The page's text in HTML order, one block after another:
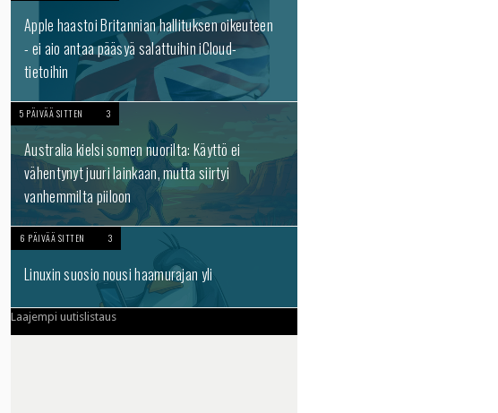
Apple haastoi Britannian hallituksen oikeuteen
- ei aio antaa pääsyä salattuihin iCloud-
tietoihin
5 PÄIVÄÄ SITTEN 3
Australia kielsi somen nuorilta: Käyttö ei
vähentynyt juuri lainkaan, mutta siirtyi
vanhemmilta piiloon
6 PÄIVÄÄ SITTEN 3
Linuxin suosio nousi haamurajan yli
Laajempi uutislistaus